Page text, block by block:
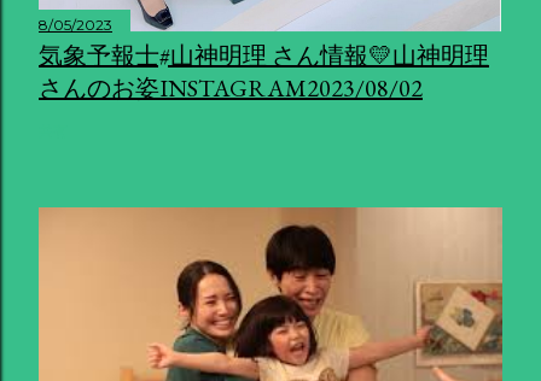
8/05/2023
気象予報士#山神明理 さん情報💛山神明理
さんのお姿INSTAGRAM2023/08/02